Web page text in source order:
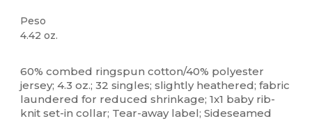
Peso
4.42 oz.
60% combed ringspun cotton/40% polyester
jersey; 4.3 oz.; 32 singles; slightly heathered; fabric
laundered for reduced shrinkage; 1x1 baby rib-
knit set-in collar; Tear-away label; Sideseamed